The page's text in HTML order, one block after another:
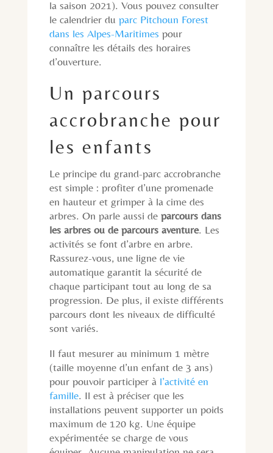
la saison 2021). Vous pouvez consulter
le calendrier du parc Pitchoun Forest
dans les Alpes-Maritimes pour
connaître les détails des horaires
d’ouverture.
Un parcours
accrobranche pour
les enfants
Le principe du grand-parc accrobranche
est simple : profiter d’une promenade
en hauteur et grimper à la cime des
arbres. On parle aussi de parcours dans
les arbres ou de parcours aventure. Les
activités se font d’arbre en arbre.
Rassurez-vous, une ligne de vie
automatique garantit la sécurité de
chaque participant tout au long de sa
progression. De plus, il existe différents
parcours dont les niveaux de difficulté
sont variés.
Il faut mesurer au minimum 1 mètre
(taille moyenne d’un enfant de 3 ans)
pour pouvoir participer à l’activité en
famille. Il est à préciser que les
installations peuvent supporter un poids
maximum de 120 kg. Une équipe
expérimentée se charge de vous